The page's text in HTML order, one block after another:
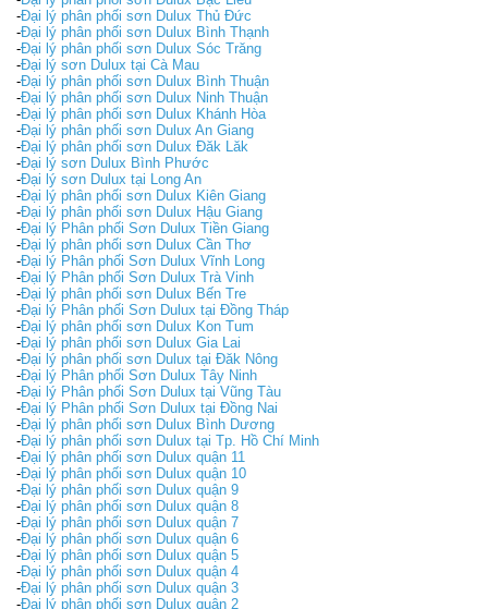
-Đại lý phân phối sơn Dulux Thủ Đức
-Đại lý phân phối sơn Dulux Bình Thạnh
-Đại lý phân phối sơn Dulux Sóc Trăng
-Đại lý sơn Dulux tại Cà Mau
-Đại lý phân phối sơn Dulux Bình Thuận
-Đại lý phân phối sơn Dulux Ninh Thuận
-Đại lý phân phối sơn Dulux Khánh Hòa
-Đại lý phân phối sơn Dulux An Giang
-Đại lý phân phối sơn Dulux Đăk Lăk
-Đại lý sơn Dulux Bình Phước
-Đại lý sơn Dulux tại Long An
-Đại lý phân phối sơn Dulux Kiên Giang
-Đại lý phân phối sơn Dulux Hậu Giang
-Đại lý Phân phối Sơn Dulux Tiền Giang
-Đại lý phân phối sơn Dulux Cần Thơ
-Đại lý Phân phối Sơn Dulux Vĩnh Long
-Đại lý Phân phối Sơn Dulux Trà Vinh
-Đại lý phân phối sơn Dulux Bến Tre
-Đại lý Phân phối Sơn Dulux tại Đồng Tháp
-Đại lý phân phối sơn Dulux Kon Tum
-Đại lý phân phối sơn Dulux Gia Lai
-Đại lý phân phối sơn Dulux tại Đăk Nông
-Đại lý Phân phối Sơn Dulux Tây Ninh
-Đại lý Phân phối Sơn Dulux tại Vũng Tàu
-Đại lý Phân phối Sơn Dulux tại Đồng Nai
-Đại lý phân phối sơn Dulux Bình Dương
-Đại lý phân phối sơn Dulux tại Tp. Hồ Chí Minh
-Đại lý phân phối sơn Dulux quận 11
-Đại lý phân phối sơn Dulux quận 10
-Đại lý phân phối sơn Dulux quận 9
-Đại lý phân phối sơn Dulux quận 8
-Đại lý phân phối sơn Dulux quận 7
-Đại lý phân phối sơn Dulux quận 6
-Đại lý phân phối sơn Dulux quận 5
-Đại lý phân phối sơn Dulux quận 4
-Đại lý phân phối sơn Dulux quận 3
-Đại lý phân phối sơn Dulux quận 2